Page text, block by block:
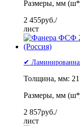
Размеры, мм
2 455руб./
лист
✔
Толщина, мм: 21
Размеры, мм
2 857руб./
лист